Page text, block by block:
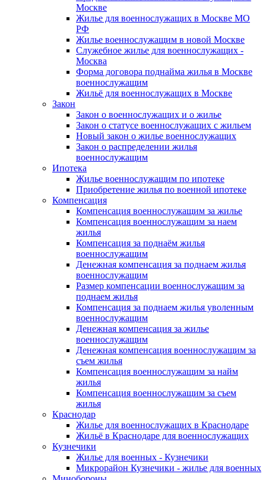
Москве
Жилье для военнослужащих в Москве МО
РФ
Жилье военнослужащим в новой Москве
Служебное жилье для военнослужащих -
Москва
Форма договора поднайма жилья в Москве
военнослужащим
Жильё для военнослужащих в Москве
Закон
Закон о военнослужащих и о жилье
Закон о статусе военнослужащих с жильем
Новый закон о жилье военнослужащих
Закон о распределении жилья
военнослужащим
Ипотека
Жилье военнослужащим по ипотеке
Приобретение жилья по военной ипотеке
Компенсация
Компенсация военнослужащим за жилье
Компенсация военнослужащим за наем
жилья
Компенсация за поднаём жилья
военнослужащим
Денежная компенсация за поднаем жилья
военнослужащим
Размер компенсации военнослужащим за
поднаем жилья
Компенсация за поднаем жилья уволенным
военнослужащим
Денежная компенсация за жилье
военнослужащим
Денежная компенсация военнослужащим за
съем жилья
Компенсация военнослужащим за найм
жилья
Компенсация военнослужащим за съем
жилья
Краснодар
Жилье для военнослужащих в Краснодаре
Жильё в Краснодаре для военнослужащих
Кузнечики
Жилье для военных - Кузнечики
Микрорайон Кузнечики - жилье для военных